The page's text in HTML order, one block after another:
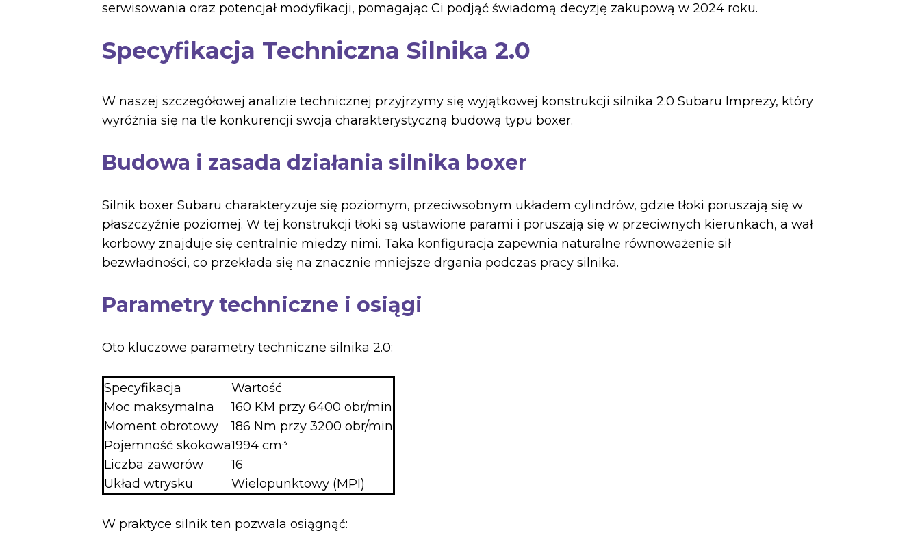
serwisowania oraz potencjał modyfikacji, pomagając Ci podjąć świadomą decyzję zakupową w 2024 roku.
Specyfikacja Techniczna Silnika 2.0
W naszej szczegółowej analizie technicznej przyjrzymy się wyjątkowej konstrukcji silnika 2.0 Subaru Imprezy, który
wyróżnia się na tle konkurencji swoją charakterystyczną budową typu boxer.
Budowa i zasada działania silnika boxer
Silnik boxer Subaru charakteryzuje się poziomym, przeciwsobnym układem cylindrów, gdzie tłoki poruszają się w
płaszczyźnie poziomej. W tej konstrukcji tłoki są ustawione parami i poruszają się w przeciwnych kierunkach, a wał
korbowy znajduje się centralnie między nimi. Taka konfiguracja zapewnia naturalne równoważenie sił
bezwładności, co przekłada się na znacznie mniejsze drgania podczas pracy silnika.
Parametry techniczne i osiągi
Oto kluczowe parametry techniczne silnika 2.0:
Specyfikacja
Wartość
Moc maksymalna
160 KM przy 6400 obr/min
Moment obrotowy
186 Nm przy 3200 obr/min
Pojemność skokowa1994 cm³
Liczba zaworów
16
Układ wtrysku
Wielopunktowy (MPI)
W praktyce silnik ten pozwala osiągnąć: